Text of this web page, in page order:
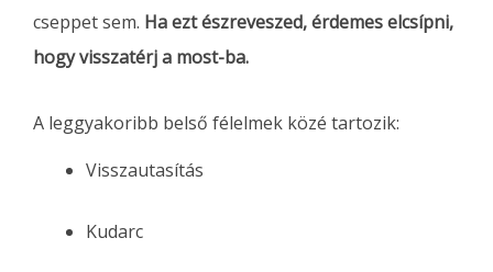
cseppet sem. Ha ezt észreveszed, érdemes elcsípni,
hogy visszatérj a most-ba.
A leggyakoribb belső félelmek közé tartozik:
Visszautasítás
Kudarc